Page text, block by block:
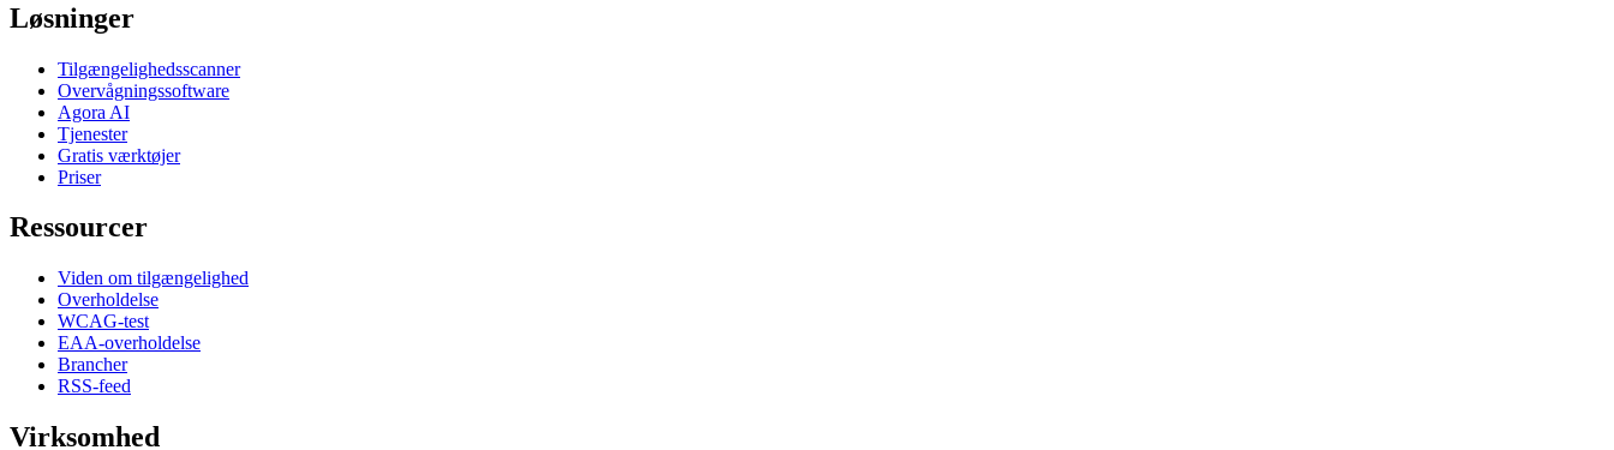
Løsninger
Tilgængelighedsscanner
Overvågningssoftware
Agora AI
Tjenester
Gratis værktøjer
Priser
Ressourcer
Viden om tilgængelighed
Overholdelse
WCAG-test
EAA-overholdelse
Brancher
RSS-feed
Virksomhed